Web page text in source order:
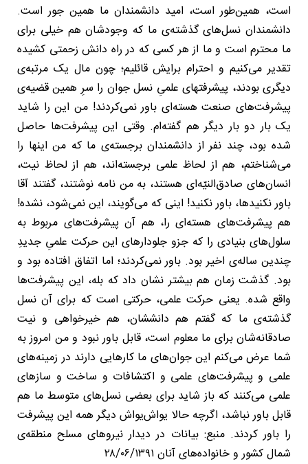
است، همین‌طور است، امید دانشمندان ما همین جور است.
دانشمندان نسل‌های گذشته‌ی ما که وجودشان هم خیلی برای
ما محترم است و ما از هر کسی که در راه دانش زحمتی کشیده
تقدیر می‌کنیم و احترام برایش قائلیم؛ چون مال یک مرتبه‌ی
دیگری بودند، پیشرفتهای علمیِ نسل جوان را سرِ همین قضیه‌ی
پیشرفت‌های صنعت هسته‌ای باور نمی‌کردند! من این را شاید
یک بار دو بار دیگر هم گفته‌ام. وقتی این پیشرفت‌ها حاصل
شده بود، چند نفر از دانشمندان برجسته‌ی ما که من اینها را
می‌شناختم، هم از لحاظ علمی برجسته‌اند، هم از لحاظ نیت،
انسان‌های صادق‌النیّه‌ای هستند، به من نامه نوشتند، گفتند آقا
باور نکنیدها، باور نکنید! اینی که می‌گویند، این نمی‌شود، نشده!
هم پیشرفت‌های هسته‌ای را، هم آن پیشرفت‌های مربوط به
سلول‌های بنیادی را که جزو جلودارهای این حرکت علمیِ جدیدِ
چندین ساله‌ی اخیر بود. باور نمی‌کردند؛ اما اتفاق افتاده بود و
بود. گذشت زمان هم بیشتر نشان داد که بله، این پیشرفت‌ها
واقع شده. یعنی حرکت علمی، حرکتی است که برای آن نسل
گذشته‌ی ما که گفتم هم دانششان، هم خیرخواهی و نیت
صادقانه‌شان برای ما معلوم است، قابل باور نبود و من امروز به
شما عرض می‌کنم این جوان‌های ما کارهایی دارند در زمینه‌های
علمی و پیشرفت‌های علمی و اکتشافات و ساخت و سازهای
علمی می‌کنند که باز شاید برای بعضی نسل‌های متوسط ما هم
قابل باور نباشد، اگرچه حالا یواش‌یواش دیگر همه این پیشرفت
را باور کردند. منبع: بیانات در دیدار نیروهای مسلح منطقه‌ی
شمال کشور و خانواده‌های آنان ۲۸/۰۶/۱۳۹۱